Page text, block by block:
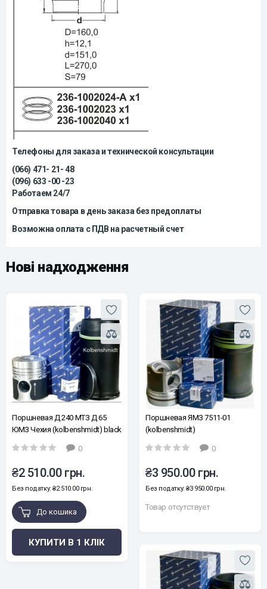
Телефоны для заказа и технической консультации
(066) 471- 21- 48
(096) 633 -00 -23
Работаем 24/7
Отправка товара в день заказа без предоплаты
Возможна оплата с ПДВ на расчетный счет
Нові надходження
Поршневая Д 240 МТЗ Д 65
ЮМЗ Чехия (kolbenshmidt) black
edition
0
₴2 510.00 грн.
Без податку: ₴2 510.00 грн.
До кошика
КУПИТИ В 1 КЛІК
Поршневая ЯМЗ 7511-01
(kolbenshmidt)
0
₴3 950.00 грн.
Без податку: ₴3 950.00 грн.
Товар отсутствует